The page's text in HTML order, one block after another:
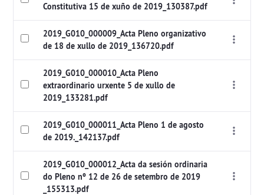
Constitutiva 15 de xuño de 2019_130387.pdf
2019_G010_000009_Acta Pleno organizativo
de 18 de xullo de 2019_136720.pdf
2019_G010_000010_Acta Pleno
extraordinario urxente 5 de xullo de
2019_133281.pdf
2019_G010_000011_Acta Pleno 1 de agosto
de 2019._142137.pdf
2019_G010_000012_Acta da sesión ordinaria
do Pleno nº 12 de 26 de setembro de 2019
_155313.pdf